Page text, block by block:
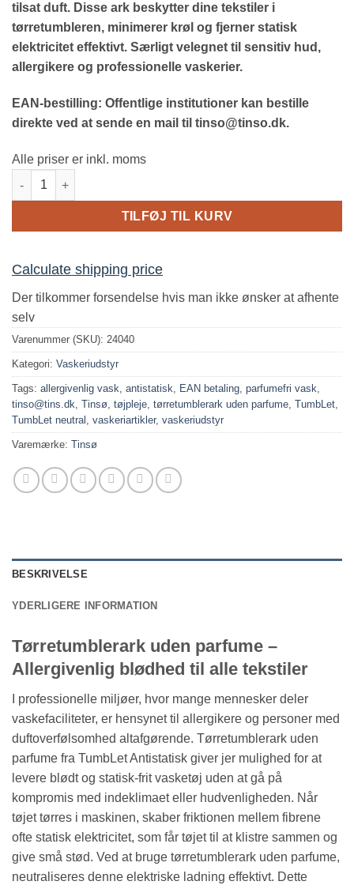
tilsat duft. Disse ark beskytter dine tekstiler i
tørretumbleren, minimerer krøl og fjerner statisk
elektricitet effektivt. Særligt velegnet til sensitiv hud,
allergikere og professionelle vaskerier.
EAN-bestilling: Offentlige institutioner kan bestille
direkte ved at sende en mail til tinso@tinso.dk.
Alle priser er inkl. moms
Tørretumblerark uden parfume | TumbLet – Antistatisk antal
TILFØJ TIL KURV
Calculate shipping price
Der tilkommer forsendelse hvis man ikke ønsker at afhente
selv
Varenummer (SKU): 24040
Kategori: Vaskeriudstyr
Tags: allergivenlig vask, antistatisk, EAN betaling, parfumefri vask,
tinso@tins.dk, Tinsø, tøjpleje, tørretumblerark uden parfume, TumbLet,
TumbLet neutral , vaskeriartikler, vaskeriudstyr
Varemærke: Tinsø
BESKRIVELSE
YDERLIGERE INFORMATION
Tørretumblerark uden parfume –
Allergivenlig blødhed til alle tekstiler
I professionelle miljøer, hvor mange mennesker deler
vaskefaciliteter, er hensynet til allergikere og personer med
duftoverfølsomhed altafgørende. Tørretumblerark uden
parfume fra TumbLet Antistatisk giver jer mulighed for at
levere blødt og statisk-frit vasketøj uden at gå på
kompromis med indeklimaet eller hudvenligheden. Når
tøjet tørres i maskinen, skaber friktionen mellem fibrene
ofte statisk elektricitet, som får tøjet til at klistre sammen og
give små stød. Ved at bruge tørretumblerark uden parfume,
neutraliseres denne elektriske ladning effektivt. Dette